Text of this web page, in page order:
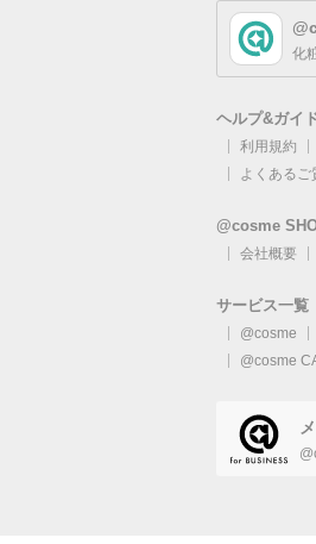
化
ヘルプ&ガイ
利用規約
よくあるご
@cosme
会社概要
サービス一覧
@cosme
@cosme